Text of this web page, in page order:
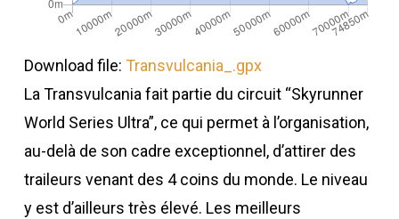
Download file: Transvulcania_.gpx
La Transvulcania fait partie du circuit “Skyrunner
World Series Ultra”, ce qui permet à l’organisation,
au-delà de son cadre exceptionnel, d’attirer des
traileurs venant des 4 coins du monde. Le niveau
y est d’ailleurs très élevé. Les meilleurs